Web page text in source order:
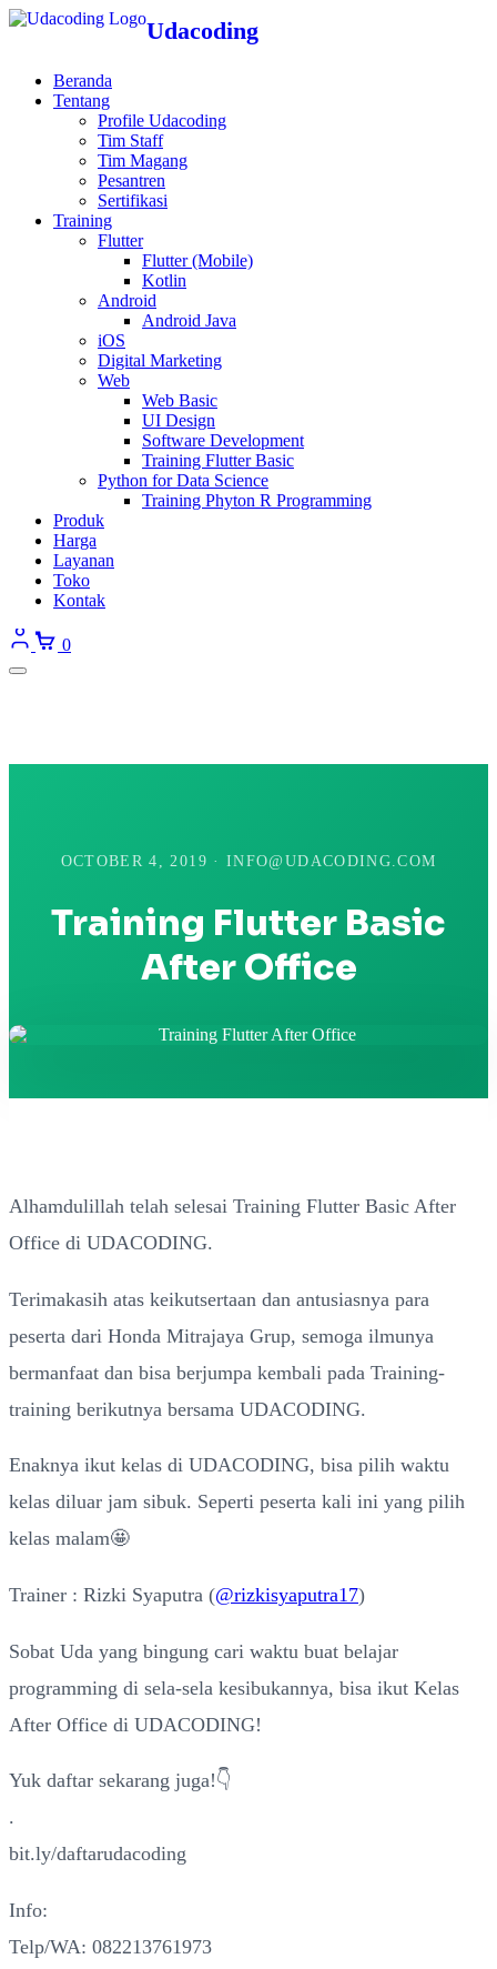
Udacoding
Beranda
Tentang
Profile Udacoding
Tim Staff
Tim Magang
Pesantren
Sertifikasi
Training
Flutter
Flutter (Mobile)
Kotlin
Android
Android Java
iOS
Digital Marketing
Web
Web Basic
UI Design
Software Development
Training Flutter Basic
Python for Data Science
Training Phyton R Programming
Produk
Harga
Layanan
Toko
Kontak
0
OCTOBER 4, 2019 · INFO@UDACODING.COM
Training Flutter Basic
After Office
Alhamdulillah telah selesai Training Flutter Basic After
Office di UDACODING.
Terimakasih atas keikutsertaan dan antusiasnya para
peserta dari Honda Mitrajaya Grup, semoga ilmunya
bermanfaat dan bisa berjumpa kembali pada Training-
training berikutnya bersama UDACODING.
Enaknya ikut kelas di UDACODING, bisa pilih waktu
kelas diluar jam sibuk. Seperti peserta kali ini yang pilih
kelas malam🤩
Trainer : Rizki Syaputra (@rizkisyaputra17)
Sobat Uda yang bingung cari waktu buat belajar
programming di sela-sela kesibukannya, bisa ikut Kelas
After Office di UDACODING!
Yuk daftar sekarang juga!👇
.
bit.ly/daftarudacoding
Info:
Telp/WA: 082213761973